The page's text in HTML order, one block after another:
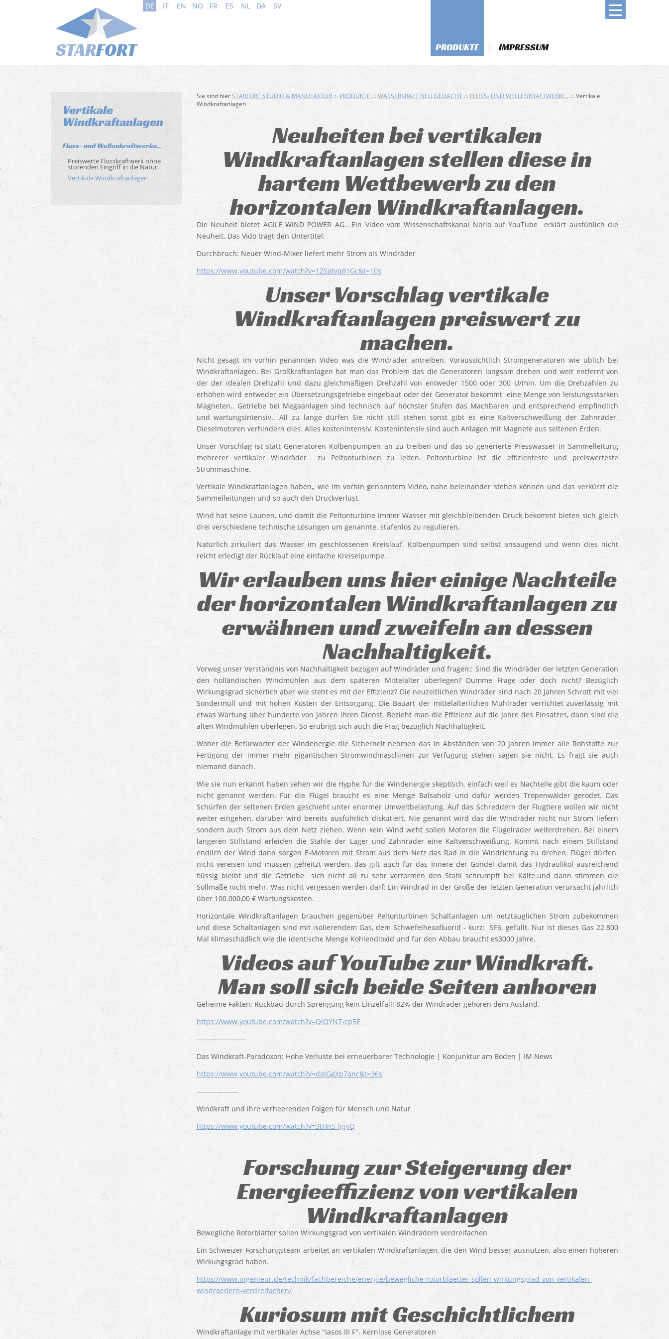
DE IT EN NO FR ES NL DA SV
PRODUKTE IMPRESSUM
Vertikale
Windkraftanlagen
Fluss- und Wellenkraftwerke..
Preiswerte Flusskraftwerk ohne
störenden Eingriff in die Natur.
Vertikale Windkraftanlagen
Sie sind hierSTARFORT STUDIO & MANUFAKTUR.:. PRODUKTE .:.WASSERKRAFT NEU GEDACHT.:. FLUSS- UND WELLENKRAFTWERKE...:. Vertikale
Windkraftanlagen
Neuheiten bei vertikalen
Windkraftanlagen stellen diese in
hartem Wettbewerb zu den
horizontalen Windkraftanlagen.
Die Neuheit bietet AGILE WIND POWER AG.. Ein Video vom Wissenschaftskanal Norio auf YouTube erklärt ausfühlich die
Neuheit. Das Vido trägt den Untertitel:
Durchbruch: Neuer Wind-Mixer liefert mehr Strom als Windräder
https://www.youtube.com/watch?v=1ZSatvq81Gc&t=10s
Unser Vorschlag vertikale
Windkraftanlagen preiswert zu
machen.
Nicht gesagt im vorhin genannten Video was die Windräder antreiben. Voraussichtlich Stromgeneratoren wie üblich bei
Windkraftanlagen. Bei Großkraftanlagen hat man das Problem das die Generatoren langsam drehen und weit entfernt von
der der idealen Drehzahl und dazu gleichmäßigen Drehzahl von entweder 1500 oder 300 U/min. Um die Drehzahlen zu
erhöhen wird entweder ein Übersetzungsgetriebe eingebaut oder der Generator bekommt eine Menge von leistungsstarken
Magneten.. Getriebe bei Megaanlagen sind technisch auf höchster Stufen das Machbaren und entsprechend empfindlich
und wartungsintensiv.. All zu lange dürfen Sie nicht still stehen sonst gibt es eine Kaltverschweißung der Zahnräder.
Dieselmotoren verhindern dies. Alles kostenintensiv. Kostenintensiv sind auch Anlagen mit Magnete aus seltenen Erden.
Unser Vorschlag ist statt Generatoren Kolbenpumpen an zu treiben und das so generierte Presswasser in Sammelleitung
mehrerer vertikaler Windräder zu Peltonturbinen zu leiten. Peltonturbine ist die effizienteste und preiswerteste
Strommaschine.
Vertikale Windkraftanlagen haben,, wie im vorhin genanntem Video, nahe beieinander stehen können und das verkürzt die
Sammelleitungen und so auch den Druckverlust.
Wind hat seine Launen, und damit die Peltonturbine immer Wasser mit gleichbleibenden Druck bekommt bieten sich gleich
drei verschiedene technische Lösungen um genannte. stufenlos zu regulieren.
Natürlich zirkuliert das Wasser im geschlossenen Kreislauf. Kolbenpumpen sind selbst ansaugend und wenn dies nicht
reicht erledigt der Rücklauf eine einfache Kreiselpumpe.
Wir erlauben uns hier einige Nachteile
der horizontalen Windkraftanlagen zu
erwähnen und zweifeln an dessen
Nachhaltigkeit.
Vorweg unser Verständnis von Nachhaltigkeit bezogen auf Windräder und fragen:: Sind die Windräder der letzten Generation
den holländischen Windmühlen aus dem späteren Mittelalter überlegen? Dumme Frage oder doch nicht? Bezüglich
Wirkungsgrad sicherlich aber wie steht es mit der Effizienz? Die neuzeitlichen Windräder sind nach 20 Jahren Schrott mit viel
Sondermüll und mit hohen Kosten der Entsorgung. Die Bauart der mittelalterlichen Mühlräder verrichtet zuverlässig mit
etwas Wartung über hunderte von Jahren ihren Dienst. Bezieht man die Effizienz auf die Jahre des Einsatzes, dann sind die
alten Windmühlen überlegen. So erübrigt sich auch die Frag bezüglich Nachhaltigkeit.
Woher die Befürworter der Windenergie die Sicherheit nehmen das in Abständen von 20 Jahren immer alle Rohstoffe zur
Fertigung der immer mehr gigantischen Stromwindmaschinen zur Verfügung stehen sagen sie nicht. Es fragt sie auch
niemand danach.
Wie sie nun erkannt haben sehen wir die Hyphe für die Windenergie skeptisch, einfach weil es Nachteile gibt die kaum oder
nicht genannt werden. Für die Flügel braucht es eine Menge Balsaholz und dafür werden Tropenwälder gerodet. Das
Schürfen der seltenen Erden geschieht unter enormer Umweltbelastung. Auf das Schreddern der Flugtiere wollen wir nicht
weiter eingehen, darüber wird bereits ausführlich diskutiert. Nie genannt wird das die Windräder nicht nur Strom liefern
sondern auch Strom aus dem Netz ziehen. Wenn kein Wind weht sollen Motoren die Flügelräder weiterdrehen. Bei einem
längeren Stillstand erleiden die Stähle der Lager und Zahnräder eine Kaltverschweißung. Kommt nach einem Stillstand
endlich der Wind dann sorgen E-Motoren mit Strom aus dem Netz das Rad in die Windrichtung zu drehen. Flügel dürfen
nicht vereisen und müssen geheitzt werden, das gilt auch für das Innere der Gondel damit das Hydrauliköl ausreichend
flüssig bleibt und die Getriebe sich nicht all zu sehr verformen den Stahl schrumpft bei Kälte.und dann stimmen die
Sollmaße nicht mehr. Was nicht vergessen werden darf: Ein Windrad in der Größe der letzten Generation verursacht jährlich
über 100.000,00 € Wartungskosten.
Horizontale Windkraftanlagen brauchen gegenüber Peltonturbinen Schaltanlagen um netztauglichen Strom zubekommen
und diese Schaltanlagen sind mit isolierendem Gas, dem Schwefelhexafluorid - kurz: SF6, gefüllt. Nur ist dieses Gas 22.800
Mal klimaschädlich wie die identische Menge Kohlendioxid und für den Abbau braucht es3000 Jahre.
Videos auf YouTube zur Windkraft.
Man soll sich beide Seiten anhoren
Geheime Fakten: Rückbau durch Sprengung kein Einzelfall! 82% der Windräder gehören dem Ausland.
https://www.youtube.com/watch?v=QiQYN7-cp5E
--------------------
Das Windkraft-Paradoxon: Hohe Verluste bei erneuerbarer Technologie | Konjunktur am Boden | IM News
https://www.youtube.com/watch?v=daJGgXp7anc&t=36s
-----------------
Windkraft und ihre verheerenden Folgen für Mensch und Natur
https://www.youtube.com/watch?v=3tHn5-lgiyQ
Forschung zur Steigerung der
Energieeffizienz von vertikalen
Windkraftanlagen
Bewegliche Rotorblätter sollen Wirkungsgrad von vertikalen Windrädern verdreifachen
Ein Schweizer Forschungsteam arbeitet an vertikalen Windkraftanlagen, die den Wind besser ausnutzen, also einen höheren
Wirkungsgrad haben.
https://www.ingenieur.de/technik/fachbereiche/energie/bewegliche-rotorblaetter-sollen-wirkungsgrad-von-vertikalen-
windraedern-verdreifachen/
Kuriosum mit Geschichtlichem
Windkraftanlage mit vertikaler Achse "Iasos III F". Kernlose Generatoren